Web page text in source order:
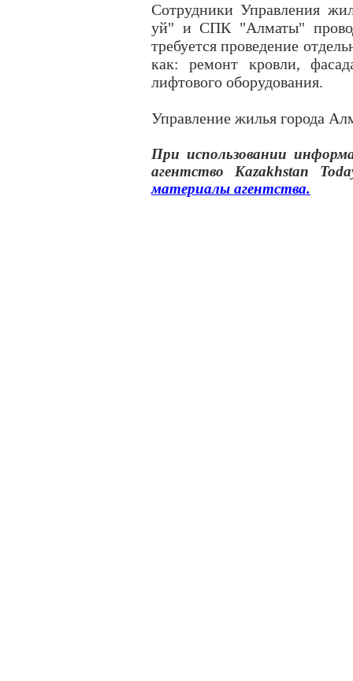
Сотрудники Управления
уй" и СПК "Алматы"
требуется проведение
как: ремонт кровли,
лифтового оборудования.
Управление жилья города
При использовании
агентство Kazakhstan
материалы агентства.